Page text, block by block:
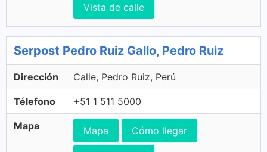
Vista de calle
Serpost Pedro Ruiz Gallo, Pedro Ruiz
Dirección Calle, Pedro Ruiz, Perú
Télefono +51 1 511 5000
Mapa Mapa Cómo llegar